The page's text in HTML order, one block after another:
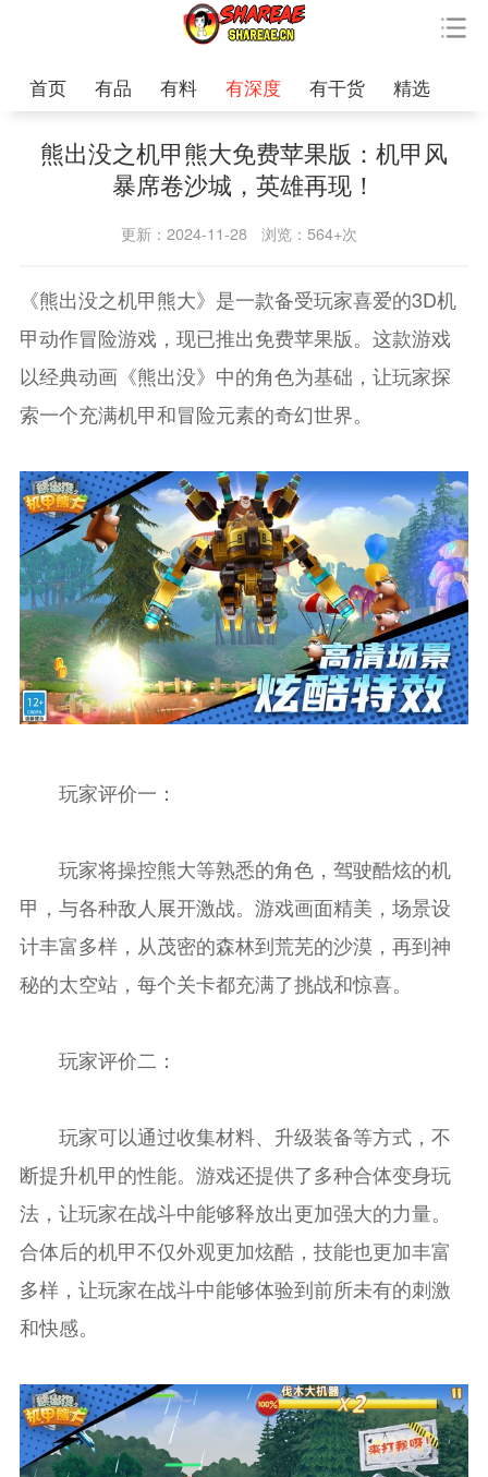
首页 有品 有料 有深度 有干货 精选
熊出没之机甲熊大免费苹果版：机甲风
暴席卷沙城，英雄再现！
更新：2024-11-28 浏览：564+次
《熊出没之机甲熊大》是一款备受玩家喜爱的3D机
甲动作冒险游戏，现已推出免费苹果版。这款游戏
以经典动画《熊出没》中的角色为基础，让玩家探
索一个充满机甲和冒险元素的奇幻世界。
玩家评价一：
玩家将操控熊大等熟悉的角色，驾驶酷炫的机
甲，与各种敌人展开激战。游戏画面精美，场景设
计丰富多样，从茂密的森林到荒芜的沙漠，再到神
秘的太空站，每个关卡都充满了挑战和惊喜。
玩家评价二：
玩家可以通过收集材料、升级装备等方式，不
断提升机甲的性能。游戏还提供了多种合体变身玩
法，让玩家在战斗中能够释放出更加强大的力量。
合体后的机甲不仅外观更加炫酷，技能也更加丰富
多样，让玩家在战斗中能够体验到前所未有的刺激
和快感。